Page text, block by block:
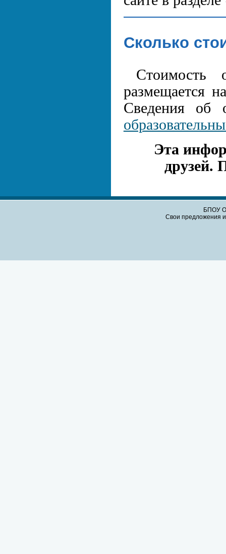
Сколько
Стоимость
размещается
Сведения об
Эта
друзей.
БПОУ
Свои предложения